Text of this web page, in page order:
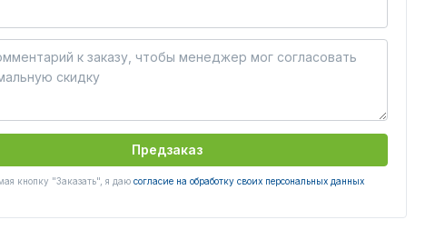
Предзаказ
кнопку "Заказать", я даю согласие на обработку своих персональных данных